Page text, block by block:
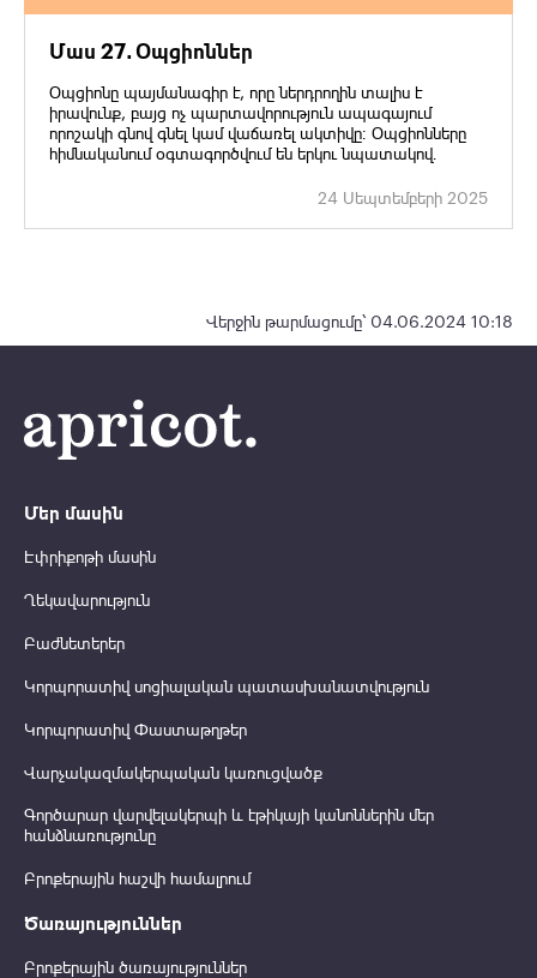
Մաս 27․ Օպցիոններ
Օպցիոնը պայմանագիր է, որը ներդրողին տալիս է
իրավունք, բայց ոչ պարտավորություն ապագայում
որոշակի գնով գնել կամ վաճառել ակտիվը։ Օպցիոնները
հիմնականում օգտագործվում են երկու նպատակով․
24 Սեպտեմբերի 2025
Վերջին թարմացումը՝ 04.06.2024 10:18
Մեր մասին
Էփրիքոթի մասին
Ղեկավարություն
Բաժնետերեր
Կորպորատիվ սոցիալական պատասխանատվություն
Կորպորատիվ Փաստաթղթեր
Վարչակազմակերպական կառուցվածք
Գործարար վարվելակերպի և էթիկայի կանոններին մեր
հանձնառությունը
Բրոքերային հաշվի համալրում
Ծառայություններ
Բրոքերային ծառայություններ